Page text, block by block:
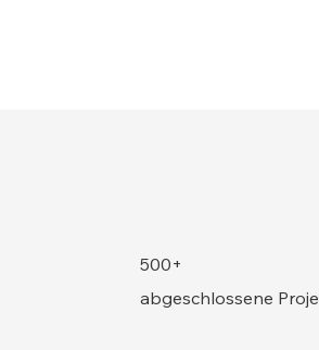
500+
abgeschlossene